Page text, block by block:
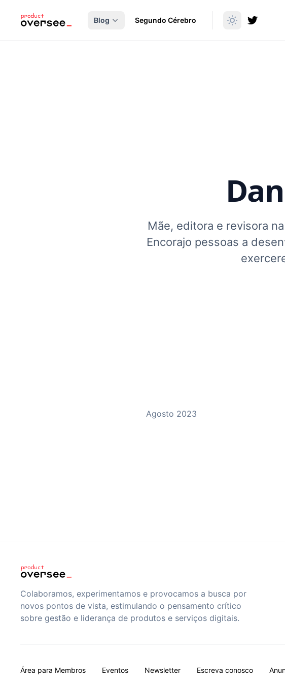
principal
Blog
Segundo Cérebro
Mãe, editora e revisora
Encorajo pessoas a
Agosto 2023
Colaboramos, experimentamos e provocamos a busca por
novos pontos de vista, estimulando o pensamento crítico
sobre gestão e liderança de produtos e serviços digitais.
Área para Membros Eventos Newsletter Escreva conosco